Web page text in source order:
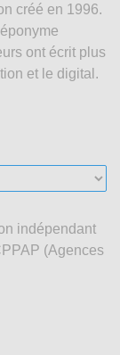
créé en 1996.
ont écrit plus
et le digital.
indépendant
(Agences